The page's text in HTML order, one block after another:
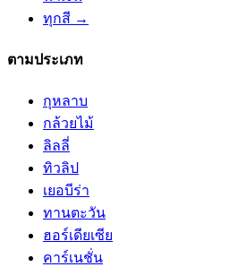
ทุกสี →
ตามประเภท
กุหลาบ
กล้วยไม้
ลิลลี่
ทิวลิป
เยอบีร่า
ทานตะวัน
ฮอร์เดียเซีย
คาร์เนชั่น